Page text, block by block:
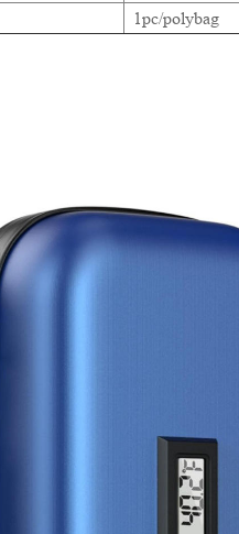
1pc/polybag